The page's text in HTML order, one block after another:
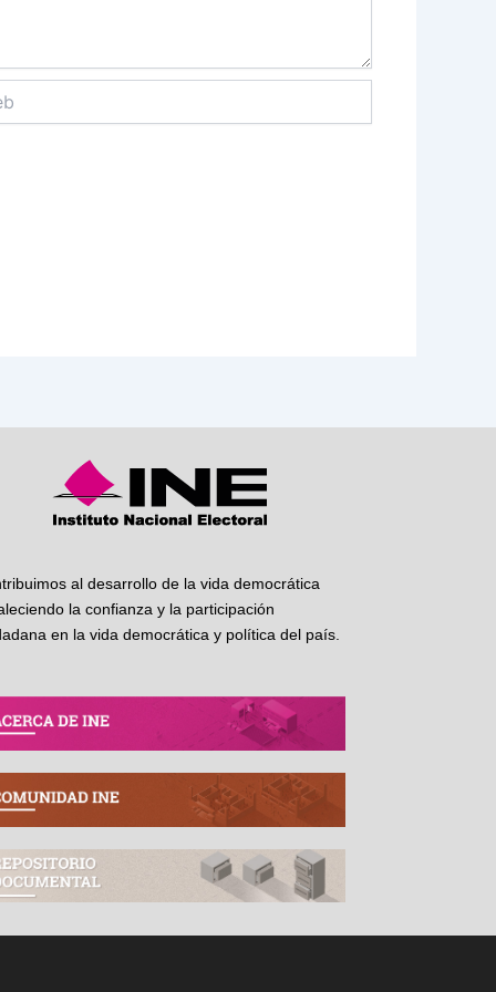
al desarrollo de la vida democrática
la confianza y la participación
en la vida democrática y política del país.